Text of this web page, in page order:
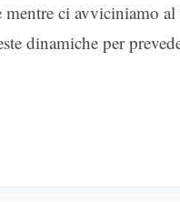
ci avviciniamo al
dinamiche per